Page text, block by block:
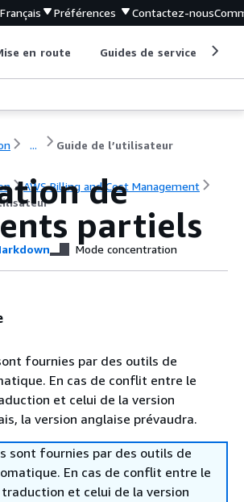
Français Préférences Contactez-nous
en route Guides de service
... Guide de l’utilisateur
AWS Billing and Cost Management
de
partiels
Mode concentration
fournies par des outils de
En cas de conflit entre le
et celui de la version
la version anglaise prévaudra.
sont fournies par des outils de
En cas de conflit entre le
et celui de la version